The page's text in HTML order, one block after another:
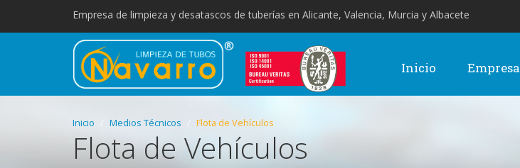
Empresa de limpieza y desatascos de tuberías en Alicante, Valencia, Murcia y Albacete
Inicio Empresa
Inicio Medios Técnicos Flota de Vehículos
Flota de Vehículos